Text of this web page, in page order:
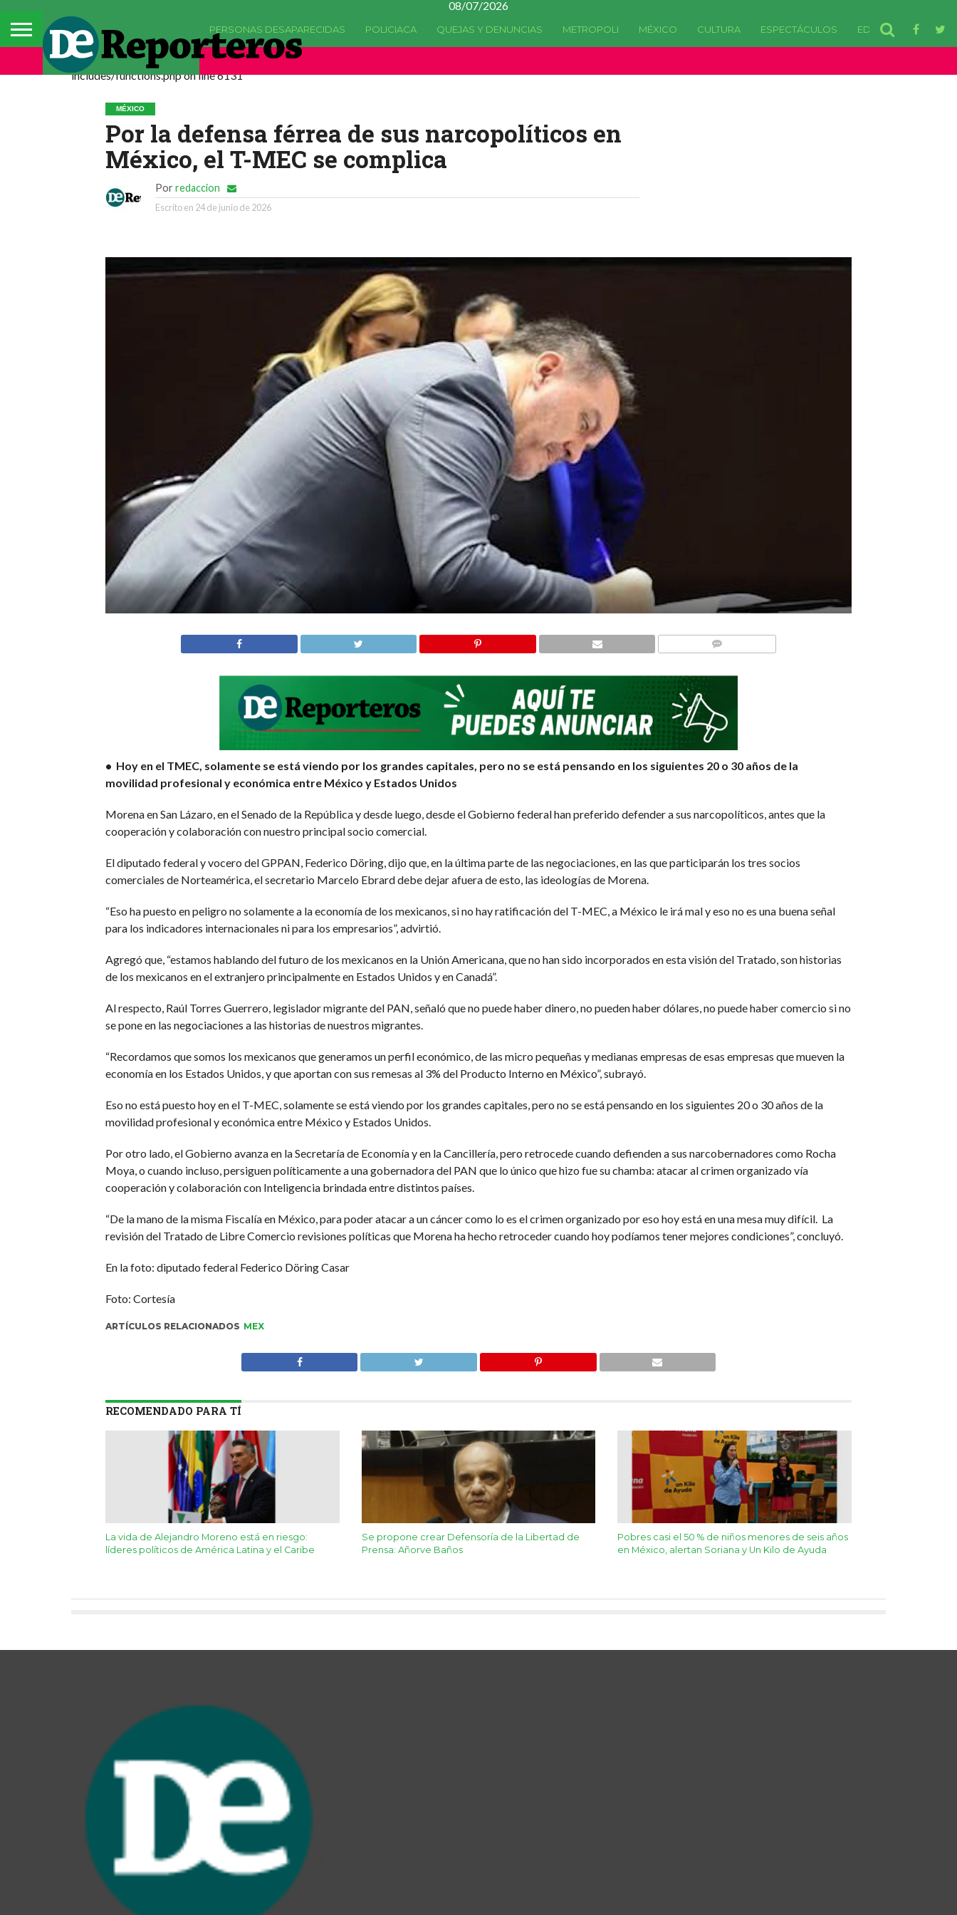
08/07/2026
PERSONAS DESAPARECIDAS POLICIACA QUEJAS Y DENUNCIAS METROPOLI MÉXICO CULTURA ESPECTÁCULOS EDOMEX
Deprecated: La función comments_popup_script ha quedado
includes/functions.php on line 6131
MÉXICO
Por la defensa férrea de sus narcopolíticos en
México, el T-MEC se complica
Por redaccion
Escrito en 24 de junio de 2026
• Hoy en el TMEC, solamente se está viendo por los grandes capitales, pero no se está pensando en los siguientes 20 o 30 años de la
movilidad profesional y económica entre México y Estados Unidos
Morena en San Lázaro, en el Senado de la República y desde luego, desde el Gobierno federal han preferido defender a sus narcopolíticos, antes que la
cooperación y colaboración con nuestro principal socio comercial.
El diputado federal y vocero del GPPAN, Federico Döring, dijo que, en la última parte de las negociaciones, en las que participarán los tres socios
comerciales de Norteamérica, el secretario Marcelo Ebrard debe dejar afuera de esto, las ideologías de Morena.
“Eso ha puesto en peligro no solamente a la economía de los mexicanos, si no hay ratificación del T-MEC, a México le irá mal y eso no es una buena señal
para los indicadores internacionales ni para los empresarios”, advirtió.
Agregó que, “estamos hablando del futuro de los mexicanos en la Unión Americana, que no han sido incorporados en esta visión del Tratado, son historias
de los mexicanos en el extranjero principalmente en Estados Unidos y en Canadá”.
Al respecto, Raúl Torres Guerrero, legislador migrante del PAN, señaló que no puede haber dinero, no pueden haber dólares, no puede haber comercio si no
se pone en las negociaciones a las historias de nuestros migrantes.
“Recordamos que somos los mexicanos que generamos un perfil económico, de las micro pequeñas y medianas empresas de esas empresas que mueven la
economía en los Estados Unidos, y que aportan con sus remesas al 3% del Producto Interno en México”, subrayó.
Eso no está puesto hoy en el T-MEC, solamente se está viendo por los grandes capitales, pero no se está pensando en los siguientes 20 o 30 años de la
movilidad profesional y económica entre México y Estados Unidos.
Por otro lado, el Gobierno avanza en la Secretaría de Economía y en la Cancillería, pero retrocede cuando defienden a sus narcobernadores como Rocha
Moya, o cuando incluso, persiguen políticamente a una gobernadora del PAN que lo único que hizo fue su chamba: atacar al crimen organizado vía
cooperación y colaboración con Inteligencia brindada entre distintos países.
“De la mano de la misma Fiscalía en México, para poder atacar a un cáncer como lo es el crimen organizado por eso hoy está en una mesa muy difícil. La
revisión del Tratado de Libre Comercio revisiones políticas que Morena ha hecho retroceder cuando hoy podíamos tener mejores condiciones”, concluyó.
En la foto: diputado federal Federico Döring Casar
Foto: Cortesía
ARTÍCULOS RELACIONADOS MEX
RECOMENDADO PARA TÍ
La vida de Alejandro Moreno está en riesgo:
líderes políticos de América Latina y el Caribe
Se propone crear Defensoría de la Libertad de
Prensa: Añorve Baños
Pobres casi el 50 % de niños menores de seis años
en México, alertan Soriana y Un Kilo de Ayuda